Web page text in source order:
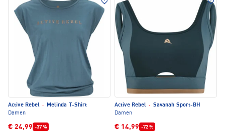
Active Rebel ·
Melinda T-Shirt
Damen
€ 24,99 -37 %
Active Rebel · Savanah Sport-BH
Damen
€ 14,99 -72 %